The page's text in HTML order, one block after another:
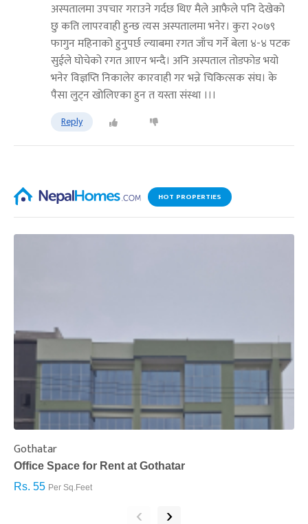
अस्पतालमा उपचार गराउने गर्दछ थिए मैले आफैले पनि देखेको
छु कति लापरवाही हुन्छ त्यस अस्पतालमा भनेर। कुरा २०७९
फागुन महिनाको हुनुपर्छ ल्याबमा रगत जाँच गर्ने बेला ४-४ पटक
सुईले घोचेको रगत आएन भन्दै। अनि अस्पताल तोडफोड भयो
भनेर विज्ञप्ति निकालेर कारवाही गर भन्ने चिकित्सक संघ। के
पैसा लुट्न खोलिएका हुन त यस्ता संस्था ।।।
Reply
HOT PROPERTIES
Gothatar
Office Space for Rent at Gothatar
Rs. 55 Per Sq.Feet
‹ ›